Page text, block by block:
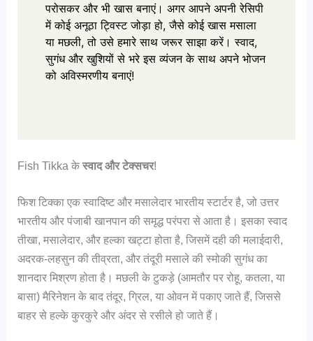
परोसकर और भी खास बनाएं। अगर आपने अपनी रेसिपी
में कोई अनूठा ट्विस्ट जोड़ा हो, जैसे कोई खास मसाला
या मछली, तो उसे हमारे साथ जरूर साझा करें। स्वाद,
सुगंध और खुशियों से भरे इस व्यंजन के साथ अपने भोजन
को अविस्मरणीय बनाएं!
Fish Tikka केस्वाद और टेक्सचर!
फिश टिक्का एक स्वादिष्ट और मसालेदार भारतीय स्टार्टर है, जो उत्तर
भारतीय और पंजाबी खानपान की समृद्ध परंपरा से आता है। इसका स्वाद
तीखा, मसालेदार, और हल्का खट्टा होता है, जिसमें दही की मलाईदारी,
अदरक-लहसुन की तीव्रता, और तंदूरी मसाले की स्मोकी सुगंध का
शानदार मिश्रण होता है। मछली के टुकड़े (आमतौर पर रोहू, कतला, या
बासा) मैरिनेशन के बाद तंदूर, ग्रिल, या ओवन में पकाए जाते हैं, जिससे
बाहर से हल्के कुरकुरे और अंदर से रसीले हो जाते हैं।